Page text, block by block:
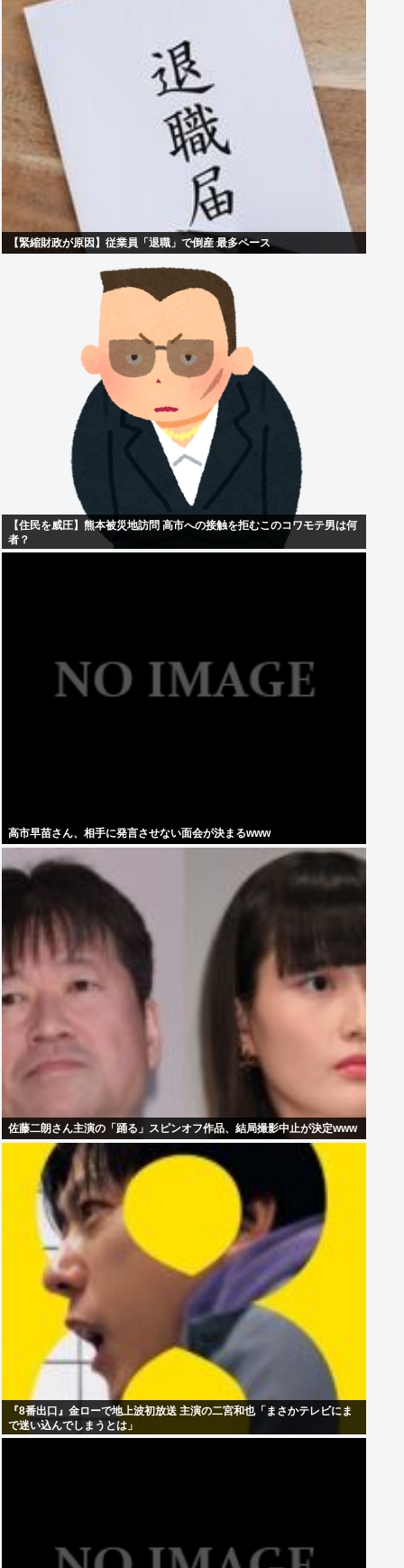
【緊縮財政が原因】従業員「退職」で倒産 最多ペース
【住民を威圧】熊本被災地訪問 高市への接触を拒むこのコワモテ男は何
者？
高市早苗さん、相手に発言させない面会が決まるwww
佐藤二朗さん主演の「踊る」スピンオフ作品、結局撮影中止が決定www
『8番出口』金ローで地上波初放送 主演の二宮和也「まさかテレビにま
で迷い込んでしまうとは」